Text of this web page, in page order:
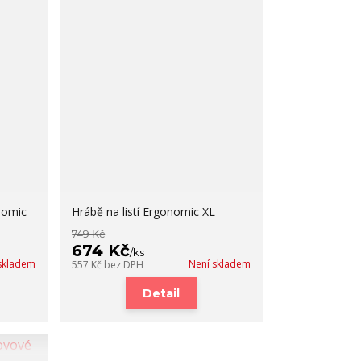
Hrábě na listí Ergonomic XL
749 Kč
674 Kč/ks
557 Kč bez DPH Není skladem
Detail